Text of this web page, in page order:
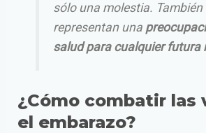
sólo una molestia. También
representan una
salud para cualquier futura
¿Cómo combatir las
el embarazo?